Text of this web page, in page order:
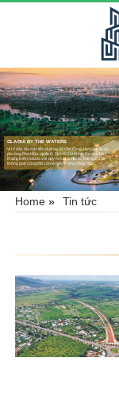
GLADIA BY THE WATERS
Vị trí đắc địa mặt tiền đường Võ Chí Công sầm uất, thuộc
phường Phú Hữu, quận 9, Tp Hồ Chí Minh. Dự án nhà
Khang Điền Gladia với quy mô 11,8 hecta, không chỉ là
không gian sống mà còn là biểu tượng đẳng cấp,
Home» Tin tức